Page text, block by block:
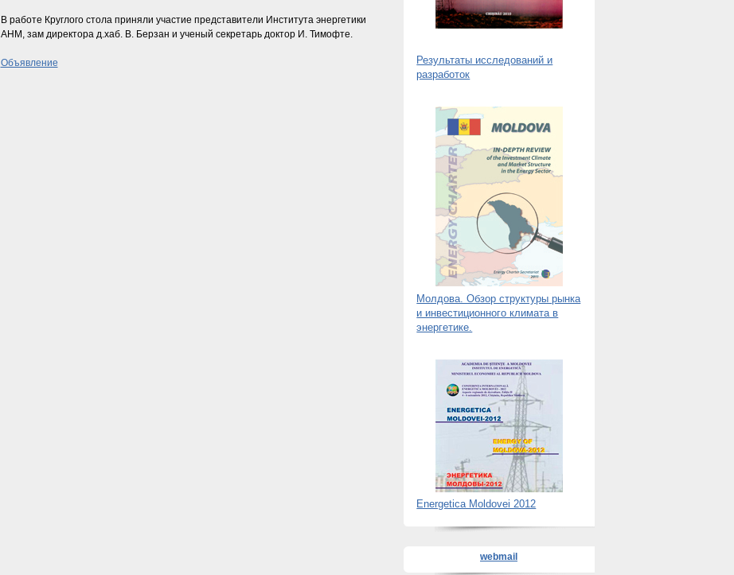
В работе Круглого стола приняли участие представители Института энергетики
АНМ, зам директора д.хаб. В. Берзан и ученый секретарь доктор И. Тимофте.
Объявление
Результаты исследований и
разработок
Молдова. Обзор структуры рынка
и инвестиционного климата в
энергетике.
Energetica Moldovei 2012
webmail